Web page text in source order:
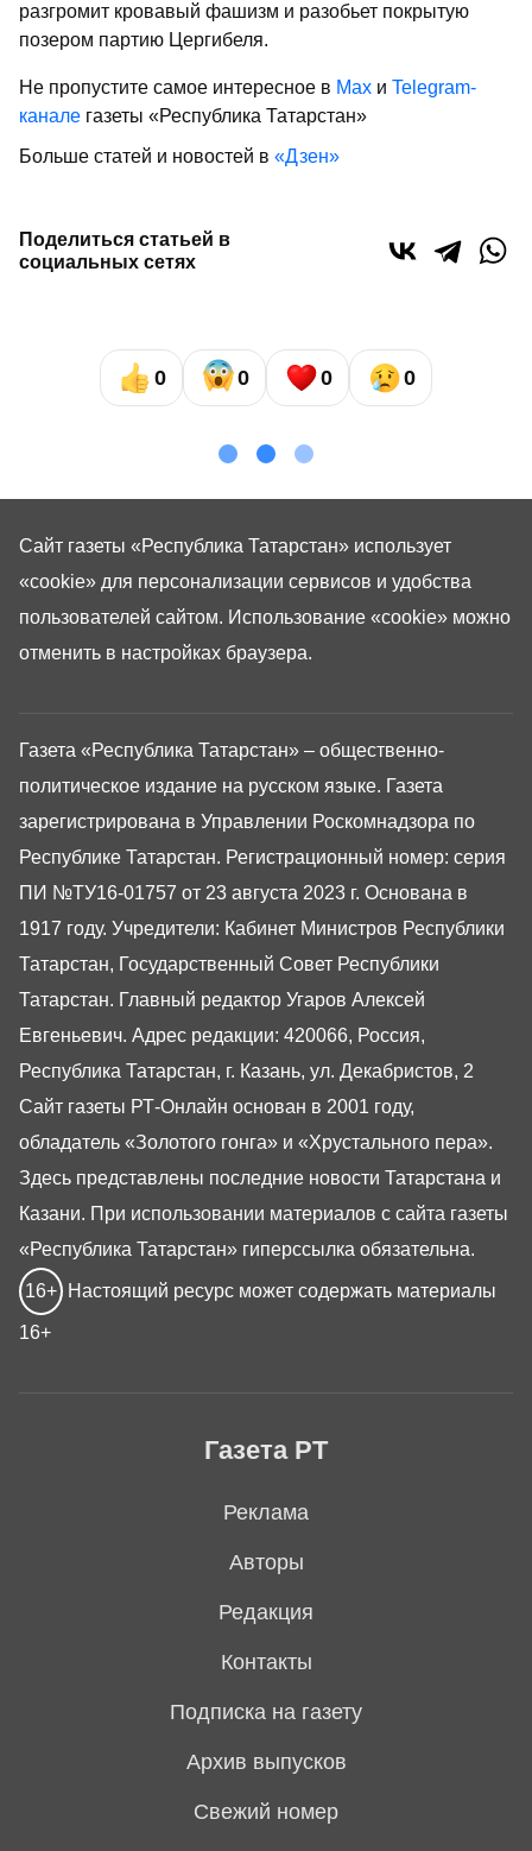
разгромит кровавый фашизм и разобьет покры­тую
позером партию Цергибеля.
Не пропустите самое интересное в Max и Telegram-
канале газеты «Республика Татарстан»
Больше статей и новостей в «Дзен»
Поделиться статьей в
социальных сетях
0 0 0 0
Газета РТ
Реклама
Авторы
Редакция
Контакты
Подписка на газету
Архив выпусков
Свежий номер
Газета «Республика Татарстан» – общественно-
политическое издание на русском языке. Газета
зарегистрирована в Управлении Роскомнадзора по
Республике Татарстан. Регистрационный номер: серия
ПИ №ТУ16-01757 от 23 августа 2023 г. Основана в
1917 году. Учредители: Кабинет Министров Республики
Татарстан, Государственный Совет Республики
Татарстан. Главный редактор Угаров Алексей
Евгеньевич. Адрес редакции: 420066, Россия,
Республика Татарстан, г. Казань, ул. Декабристов, 2
Сайт газеты РТ-Онлайн основан в 2001 году,
обладатель «Золотого гонга» и «Хрустального пера».
Здесь представлены последние новости Татарстана и
Казани. При использовании материалов с сайта газеты
«Республика Татарстан» гиперссылка обязательна.
16+ Настоящий ресурс может содержать материалы
16+
Сайт газеты «Республика Татарстан» использует
«cookie» для персонализации сервисов и удобства
пользователей сайтом. Использование «cookie» можно
отменить в настройках браузера.